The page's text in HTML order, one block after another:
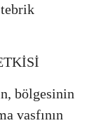
tebrik
bölgesinin
vasfının